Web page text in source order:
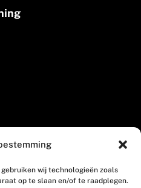
wij technologieën zoals
op te slaan en/of te raadplegen.